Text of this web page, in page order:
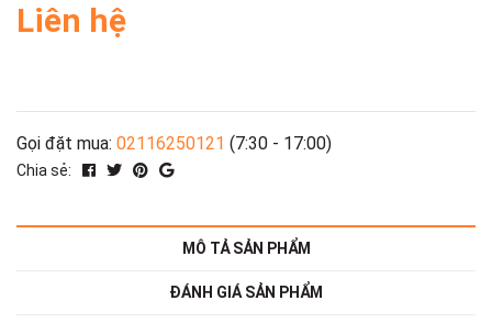
Liên hệ
Gọi đặt mua: 02116250121 (7:30 - 17:00)
Chia sẻ:
MÔ TẢ SẢN PHẨM
ĐÁNH GIÁ SẢN PHẨM